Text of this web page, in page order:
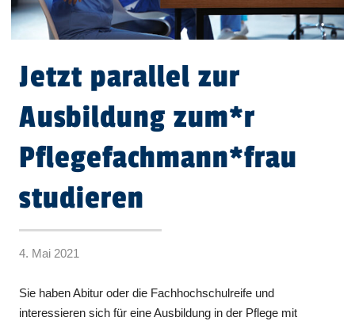
Jetzt parallel zur
Ausbildung zum*r
Pflegefachmann*frau
studieren
4. Mai 2021
Sie haben Abitur oder die Fachhochschulreife und
interessieren sich für eine Ausbildung in der Pflege mit